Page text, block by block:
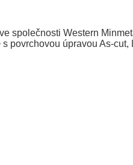
společnosti Western
povrchovou úpravou As-